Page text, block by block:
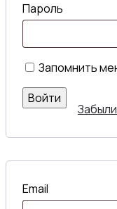
Пароль
Запомнить
Войти
Email